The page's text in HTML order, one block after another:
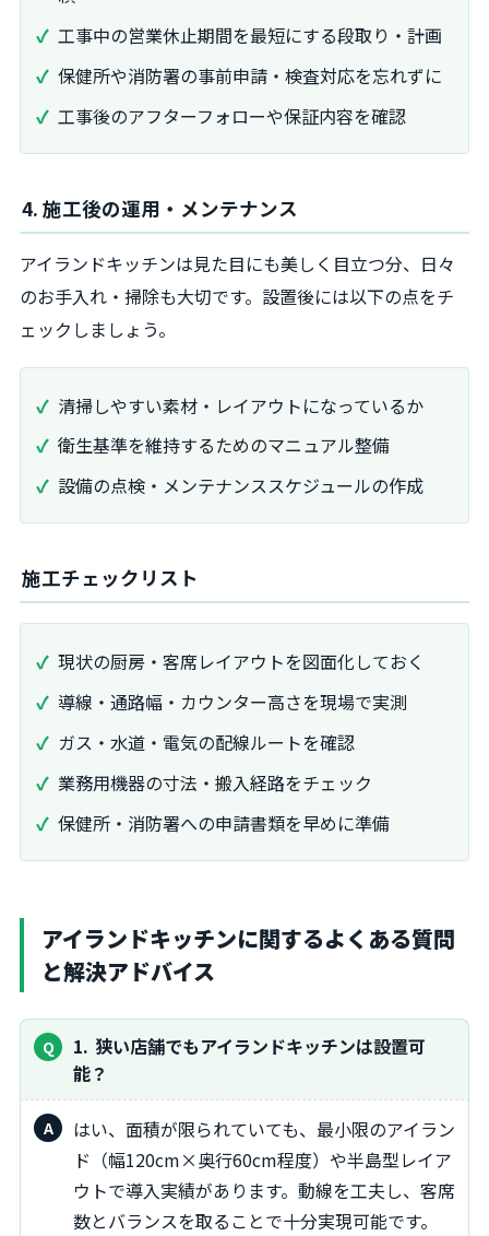
工事中の営業休止期間を最短にする段取り・計画
保健所や消防署の事前申請・検査対応を忘れずに
工事後のアフターフォローや保証内容を確認
4. 施工後の運用・メンテナンス
アイランドキッチンは見た目にも美しく目立つ分、日々
のお手入れ・掃除も大切です。設置後には以下の点をチ
ェックしましょう。
清掃しやすい素材・レイアウトになっているか
衛生基準を維持するためのマニュアル整備
設備の点検・メンテナンススケジュールの作成
施工チェックリスト
現状の厨房・客席レイアウトを図面化しておく
導線・通路幅・カウンター高さを現場で実測
ガス・水道・電気の配線ルートを確認
業務用機器の寸法・搬入経路をチェック
保健所・消防署への申請書類を早めに準備
アイランドキッチンに関するよくある質問
と解決アドバイス
1 狭い店舗でもアイランドキッチンは設置可
能？
はい、面積が限られていても、最小限のアイラン
ド（幅120cm×奥行60cm程度）や半島型レイア
ウトで導入実績があります。動線を工夫し、客席
数とバランスを取ることで十分実現可能です。